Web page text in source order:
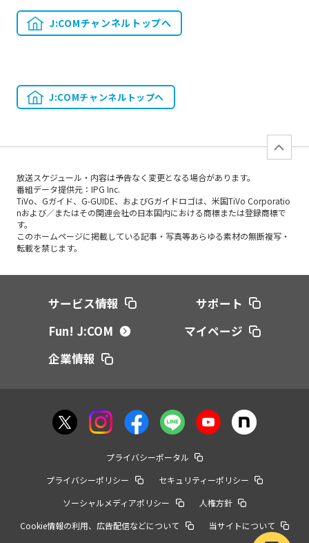
J:COMチャンネルトップへ
J:COMチャンネルトップへ
放送スケジュール・内容は予告なく変更となる場合があります。
番組データ提供元：IPG Inc.
TiVo、Gガイド、G-GUIDE、およびGガイドロゴは、米国TiVo Corporatio
nおよび／またはその関連会社の日本国内における商標または登録商標で
す。
このホームページに掲載している記事・写真等あらゆる素材の無断複写・
転載を禁じます。
サービス情報
サポート
Fun! J:COM
マイページ
企業情報
プライバシーポータル
プライバシーポリシー
セキュリティーポリシー
ソーシャルメディアポリシー
人権方針
Cookie情報の利用、広告配信などについて
当サイトについて